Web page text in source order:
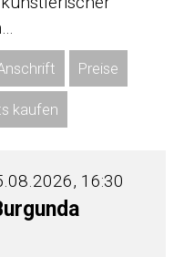
Preise
kaufen
16:30